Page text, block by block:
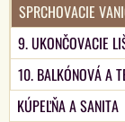
SPRCHOVACIE
9. UKONČOVACIE
10. BALKÓNOVÁ A
KÚPEĽŇA A SANITA